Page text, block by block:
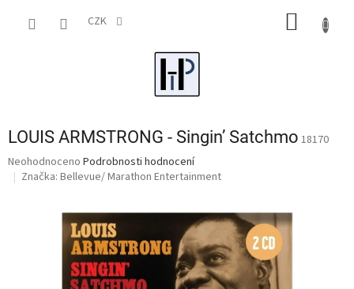
CZK
LOUIS ARMSTRONG - Singin’ Satchmo 18170
Průměrné
hodnocení
Neohodnoceno Podrobnosti hodnocení
Značka: Bellevue/ Marathon Entertainment